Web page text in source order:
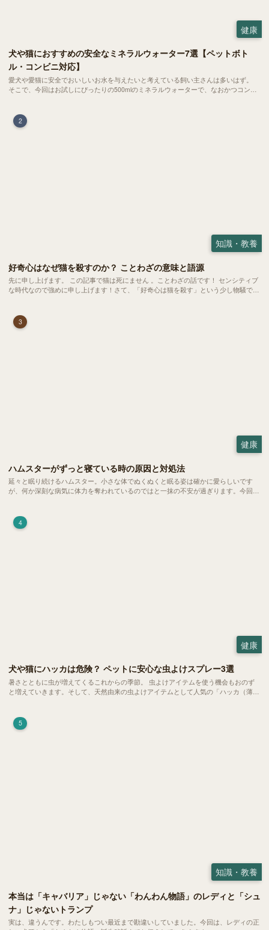
健康
犬や猫におすすめの安全なミネラルウォーター7選【ペットボト
ル・コンビニ対応】
愛犬や愛猫に安全でおいしいお水を与えたいと考えている飼い主さんは多いはず。
そこで、今回はお試しにぴったりの500mlのミネラルウォーターで、なおかつコンビ
2
知識・教養
好奇心はなぜ猫を殺すのか？ ことわざの意味と語源
先に申し上げます。 この記事で猫は死にません 。ことわざの話です！ センシティブ
な時代なので強めに申し上げます！さて、「好奇心は猫を殺す」という少し物騒で、
3
健康
ハムスターがずっと寝ている時の原因と対処法
延々と眠り続けるハムスター。小さな体でぬくぬくと眠る姿は確かに愛らしいです
が、何か深刻な病気に体力を奪われているのではと一抹の不安が過ぎります。今回
4
健康
犬や猫にハッカは危険？ ペットに安心な虫よけスプレー3選
暑さとともに虫が増えてくるこれからの季節。 虫よけアイテムを使う機会もおのず
と増えていきます。そして、天然由来の虫よけアイテムとして人気の「ハッカ（薄
5
知識・教養
本当は「キャバリア」じゃない「わんわん物語」のレディと「シュ
ナ」じゃないトランプ
実は、違うんです。わたしもつい最近まで勘違いしていました。今回は、レディの正